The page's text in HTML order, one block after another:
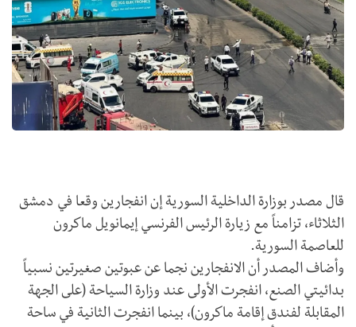
قال مصدر بوزارة الداخلية السورية إن انفجارين وقعا في دمشق
الثلاثاء، تزامناً مع زيارة الرئيس الفرنسي إيمانويل ماكرون
للعاصمة السورية.
وأضاف المصدر أن الانفجارين نجما عن عبوتين صغيرتين نسبياً
بدائيتي الصنع، انفجرت الأولى عند وزارة السياحة (على الجهة
المقابلة لفندق إقامة ماكرون)، بينما انفجرت الثانية في ساحة